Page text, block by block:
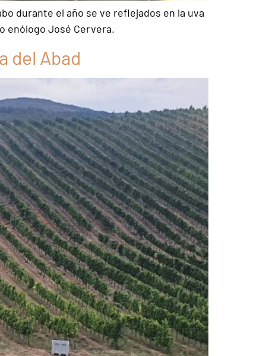
durante el año se ve reflejados en la uva
enólogo José Cervera.
del Abad